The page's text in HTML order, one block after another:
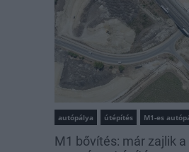
autópálya útépítés M1-es
M1 bővítés: már zajlik